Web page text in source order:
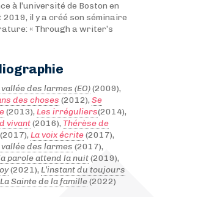
à l’université de Boston en
2019, il y a créé son séminaire
« Through a writer’s
des larmes (EO) (2009),
des choses (2012), Se
(2013), Les irréguliers(2014),
vivant(2016), Thérèse de
La voix écrite(2017),
vallée des larmes (2017),
parole attend la nuit(2019),
(2021), L’instant du toujours
La Sainte de la famille(2022)